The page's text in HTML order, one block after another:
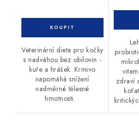
Veterinární dieta pro kočky
s nadváhou bez obilovin -
kuře a hrášek. Krmivo
napomáhá snížení
nadměrné tělesné
hmotnosti.
zdraví